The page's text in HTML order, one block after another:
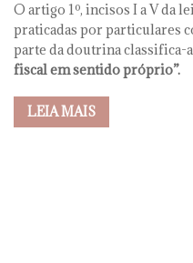
O artigo 1º, incisos I a V da
praticadas por particulares
parte da doutrina classifica-
fiscal em sentido próprio”.
LEIA MAIS